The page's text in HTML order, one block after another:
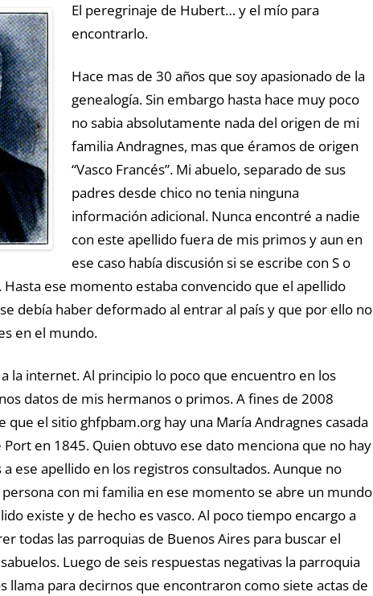
El peregrinaje de Hubert… y el mío para
encontrarlo.
Hace mas de 30 años que soy apasionado de la
genealogía. Sin embargo hasta hace muy poco
no sabia absolutamente nada del origen de mi
familia Andragnes, mas que éramos de origen
“Vasco Francés”. Mi abuelo, separado de sus
padres desde chico no tenia ninguna
información adicional. Nunca encontré a nadie
con este apellido fuera de mis primos y aun en
ese caso había discusión si se escribe con S o
Hasta ese momento estaba convencido que el apellido
debía haber deformado al entrar al país y que por ello no
en el mundo.
la internet. Al principio lo poco que encuentro en los
datos de mis hermanos o primos. A fines de 2008
que el sitio ghfpbam.org hay una María Andragnes casada
Port en 1845. Quien obtuvo ese dato menciona que no hay
ese apellido en los registros consultados. Aunque no
con mi familia en ese momento se abre un mundo
existe y de hecho es vasco. Al poco tiempo encargo a
todas las parroquias de Buenos Aires para buscar el
Luego de seis respuestas negativas la parroquia
llama para decirnos que encontraron como siete actas de